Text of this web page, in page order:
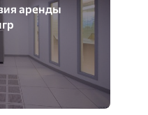
аренды